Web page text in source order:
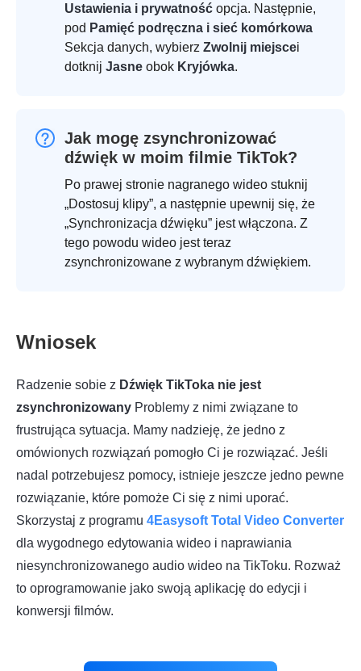
Ustawienia i prywatność opcja. Następnie,
pod Pamięć podręczna i sieć komórkowa
Sekcja danych, wybierz Zwolnij miejscei
dotknij Jasne obok Kryjówka.
Jak mogę zsynchronizować
dźwięk w moim filmie TikTok?
Po prawej stronie nagranego wideo stuknij
„Dostosuj klipy”, a następnie upewnij się, że
„Synchronizacja dźwięku” jest włączona. Z
tego powodu wideo jest teraz
zsynchronizowane z wybranym dźwiękiem.
Wniosek
Radzenie sobie z Dźwięk TikToka nie jest
zsynchronizowany Problemy z nimi związane to
frustrująca sytuacja. Mamy nadzieję, że jedno z
omówionych rozwiązań pomogło Ci je rozwiązać. Jeśli
nadal potrzebujesz pomocy, istnieje jeszcze jedno pewne
rozwiązanie, które pomoże Ci się z nimi uporać.
Skorzystaj z programu 4Easysoft Total Video Converter
dla wygodnego edytowania wideo i naprawiania
niesynchronizowanego audio wideo na TikToku. Rozważ
to oprogramowanie jako swoją aplikację do edycji i
konwersji filmów.